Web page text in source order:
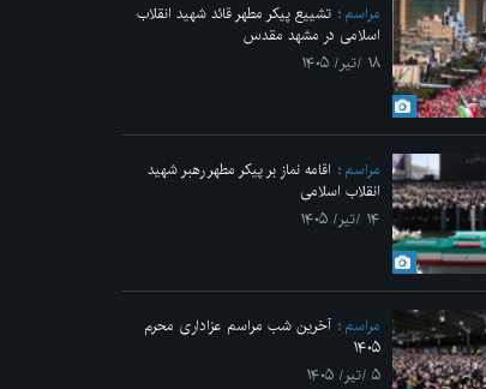
مراسم
تشییع پیکر مطهر قائد شهید انقلاب
اسلامی در مشهد مقدس
۱۸ /تیر/ ۱۴۰۵
مراسم
اقامه نماز بر پیکر مطهر رهبر شهید
انقلاب اسلامی
۱۴ /تیر/ ۱۴۰۵
مراسم
آخرین شب مراسم عزاداری محرم
۱۴۰۵
۵ /تیر/ ۱۴۰۵